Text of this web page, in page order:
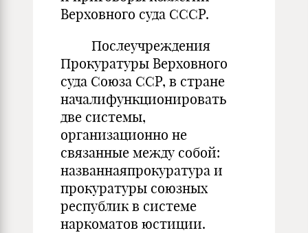
Верховного суда СССР.
Послеучреждения
Прокуратуры Верховного
суда Союза ССР, в стране
началифункционировать
две системы,
организационно не
связанные между собой:
названнаяпрокуратура и
прокуратуры союзных
республик в системе
наркоматов юстиции.